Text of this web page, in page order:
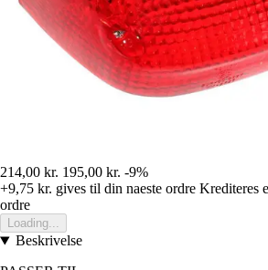
214,00 kr. 195,00 kr. -9%
+9,75 kr. gives til din naeste ordre Krediteres
ordre
Loading...
Beskrivelse